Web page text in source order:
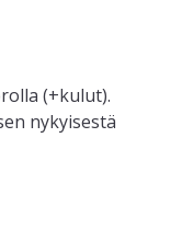
(+kulut).
nykyisestä